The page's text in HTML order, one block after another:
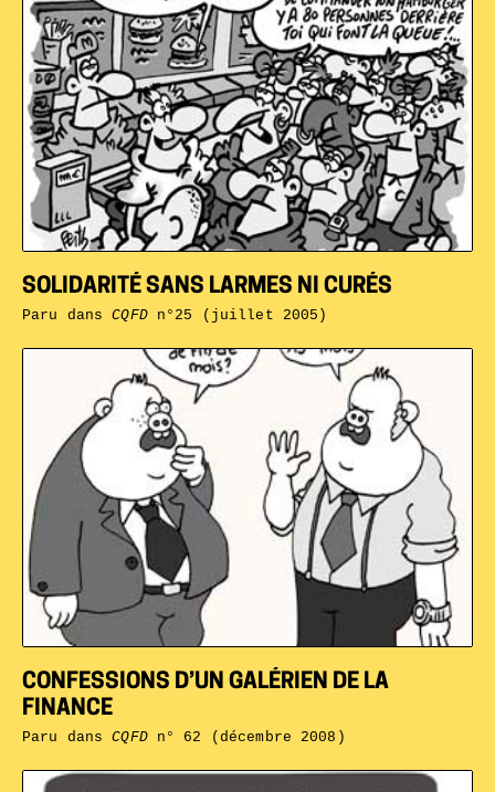
CONFESSIONS D’UN GALÉRIEN DE LA
FINANCE
Paru dansCQFDn° 62 (décembre 2008)
SOLIDARITÉ SANS LARMES NI CURÉS
Paru dansCQFDn°25 (juillet 2005)